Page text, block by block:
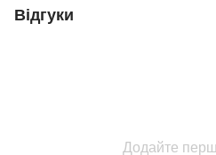
Відгуки
Додайте